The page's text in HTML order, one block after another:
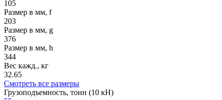
105
Размер в мм, f
203
Размер в мм, g
376
Размер в мм, h
344
Вес кажд., кг
32.65
Смотреть все размеры
Грузоподъемность, тонн (10 кН)